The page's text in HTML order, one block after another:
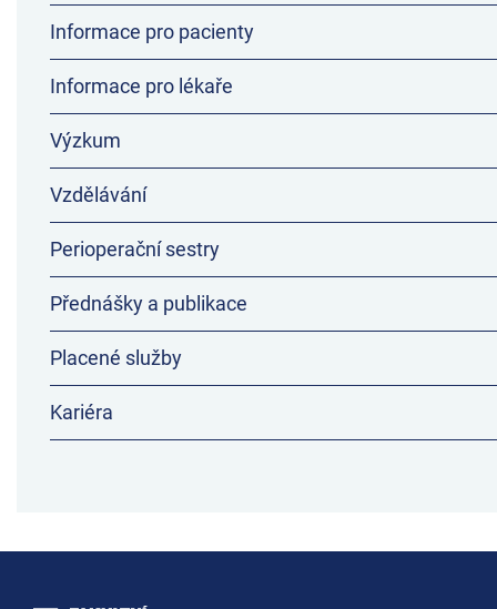
Informace pro pacienty
Informace pro lékaře
Výzkum
Vzdělávání
Perioperační sestry
Přednášky a publikace
Placené služby
Kariéra